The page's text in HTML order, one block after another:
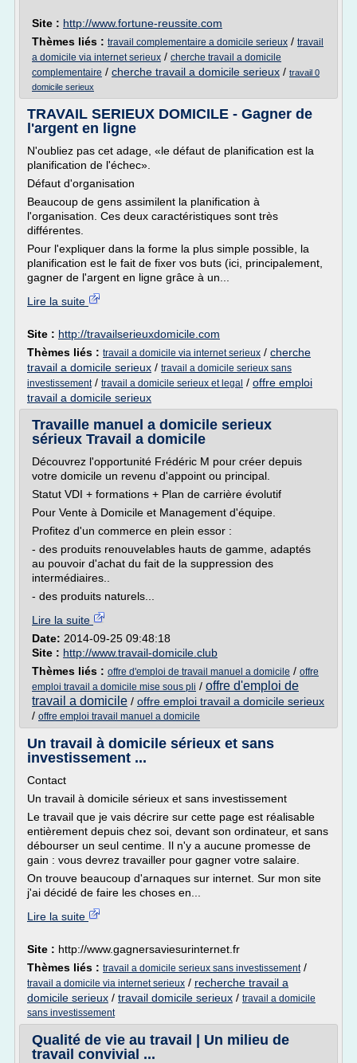
Site : http://www.fortune-reussite.com
Thèmes liés : travail complementaire a domicile serieux / travail
a domicile via internet serieux / cherche travail a domicile
complementaire / cherche travail a domicile serieux / travail 0
domicile serieux
TRAVAIL SERIEUX DOMICILE - Gagner de
l'argent en ligne
N'oubliez pas cet adage, «le défaut de planification est la
planification de l'échec».
Défaut d'organisation
Beaucoup de gens assimilent la planification à
l'organisation. Ces deux caractéristiques sont très
différentes.
Pour l'expliquer dans la forme la plus simple possible, la
planification est le fait de fixer vos buts (ici, principalement,
gagner de l'argent en ligne grâce à un...
Lire la suite
Site : http://travailserieuxdomicile.com
Thèmes liés : travail a domicile via internet serieux / cherche
travail a domicile serieux / travail a domicile serieux sans
investissement/ travail a domicile serieux et legal / offre emploi
travail a domicile serieux
Travaille manuel a domicile serieux
sérieux Travail a domicile
Découvrez l'opportunité Frédéric M pour créer depuis
votre domicile un revenu d'appoint ou principal.
Statut VDI + formations + Plan de carrière évolutif
Pour Vente à Domicile et Management d'équipe.
Profitez d'un commerce en plein essor :
- des produits renouvelables hauts de gamme, adaptés
au pouvoir d'achat du fait de la suppression des
intermédiaires..
- des produits naturels...
Lire la suite
Date: 2014-09-25 09:48:18
Site : http://www.travail-domicile.club
Thèmes liés : offre d'emploi de travail manuel a domicile / offre
emploi travail a domicile mise sous pli / offre d'emploi de
travail a domicile / offre emploi travail a domicile serieux
/ offre emploi travail manuel a domicile
Un travail à domicile sérieux et sans
investissement ...
Contact
Un travail à domicile sérieux et sans investissement
Le travail que je vais décrire sur cette page est réalisable
entièrement depuis chez soi, devant son ordinateur, et sans
débourser un seul centime. Il n'y a aucune promesse de
gain : vous devrez travailler pour gagner votre salaire.
On trouve beaucoup d'arnaques sur internet. Sur mon site
j'ai décidé de faire les choses en...
Lire la suite
Site : http://www.gagnersaviesurinternet.fr
Thèmes liés : travail a domicile serieux sans investissement/
travail a domicile via internet serieux / recherche travail a
domicile serieux / travail domicile serieux / travail a domicile
sans investissement
Qualité de vie au travail | Un milieu de
travail convivial ...